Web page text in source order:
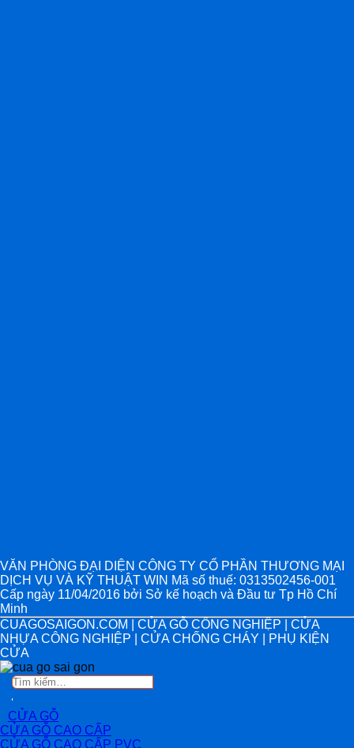
VĂN PHÒNG ĐẠI DIỆN CÔNG TY CỔ PHẦN THƯƠNG MẠI
DỊCH VỤ VÀ KỸ THUẬT WIN Mã số thuế: 0313502456-001
Cấp ngày 11/04/2016 bởi Sở kế hoạch và Đầu tư Tp Hồ Chí
Minh
CUAGOSAIGON.COM | CỬA GỖ CÔNG NGHIỆP | CỬA
NHỰA CÔNG NGHIỆP | CỬA CHỐNG CHÁY | PHỤ KIỆN
CỬA
Tìm
CỬA GỖ
CỬA GỖ CAO CẤP
CỬA GỖ CAO CẤP PVC